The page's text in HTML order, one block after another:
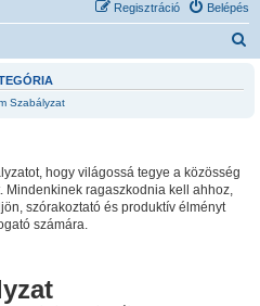
Belépés
Regisztráció
Szabályzat
hogy világossá tegye a közösség
Mindenkinek ragaszkodnia kell ahhoz,
szórakoztató és produktív élményt
számára.